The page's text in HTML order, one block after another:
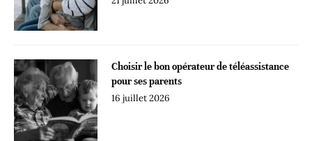
Choisir le bon opérateur de téléassistance
pour ses parents
16 juillet 2026